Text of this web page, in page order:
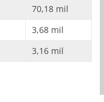
70,18 mil
3,68 mil
3,16 mil